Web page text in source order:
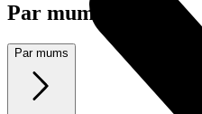
Par mums
Par mums